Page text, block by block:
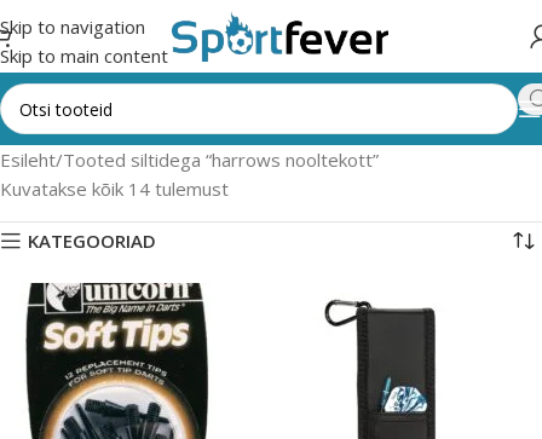
Skip to navigation
Skip to main content
Esileht Tooted siltidega “harrows nooltekott”
Kuvatakse kõik 14 tulemust
KATEGOORIAD